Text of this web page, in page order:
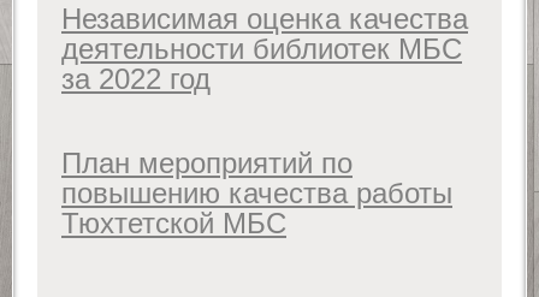
Независимая оценка качества
деятельности библиотек МБС
за 2022 год
План мероприятий по
повышению качества работы
Тюхтетской МБС